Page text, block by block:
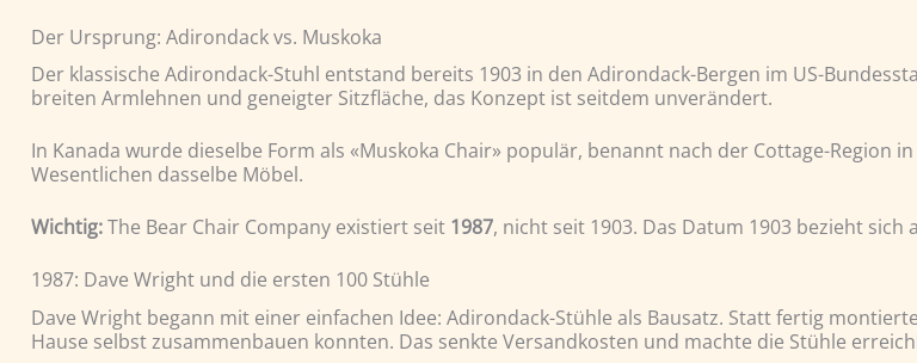
Der Ursprung: Adirondack vs. Muskoka
Der klassische Adirondack-Stuhl entstand bereits 1903 in den Adirondack-Bergen im US-
breiten Armlehnen und geneigter Sitzfläche, das Konzept ist seitdem unverändert.
In Kanada wurde dieselbe Form als «Muskoka Chair» populär, benannt nach der Cottage-Region
Wesentlichen dasselbe Möbel.
Wichtig:The Bear Chair Company existiert seit 1987, nicht seit 1903. Das Datum 1903 bezieht
1987: Dave Wright und die ersten 100 Stühle
Dave Wright begann mit einer einfachen Idee: Adirondack-Stühle als Bausatz. Statt fertig
Hause selbst zusammenbauen konnten. Das senkte Versandkosten und machte die Stühle